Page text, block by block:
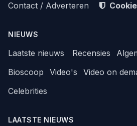
Contact / Adverteren
NIEUWS
Laatste nieuws Recensies
Bioscoop
Video's Video on
Celebrities
LAATSTE NIEUWS